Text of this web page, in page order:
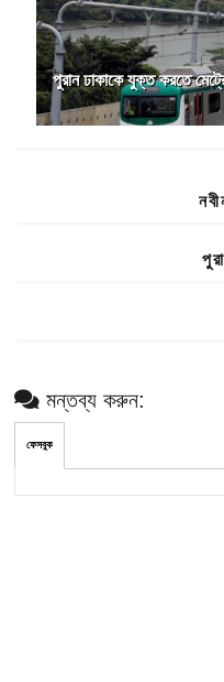
পুরান ঢাকাকে যুক্ত করতে
মন্তব্য করুন:
ফেসবুক